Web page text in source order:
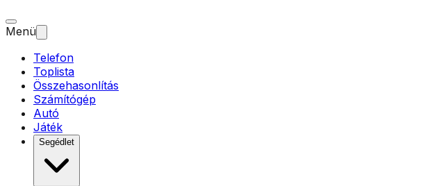
Menü
Telefon
Toplista
Összehasonlítás
Számítógép
Autó
Játék
Segédlet